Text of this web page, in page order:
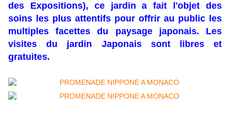
des Expositions), ce jardin a fait l'objet des
soins les plus attentifs pour offrir au public les
multiples facettes du paysage japonais. Les
visites du jardin Japonais sont libres et
gratuites.